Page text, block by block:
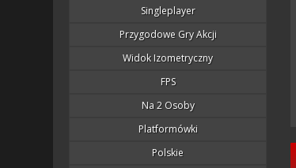
Singleplayer
Przygodowe Gry Akcji
Widok Izometryczny
FPS
Na 2 Osoby
Platformówki
Polskie